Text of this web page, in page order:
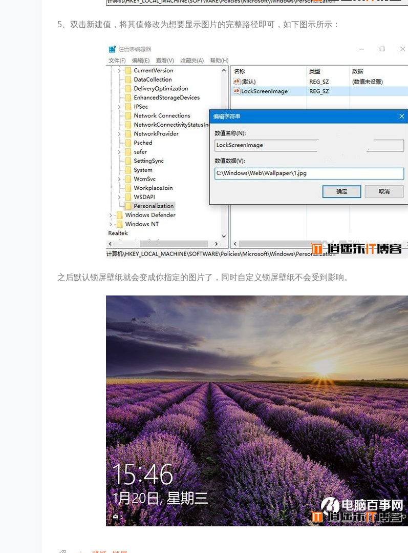
5、双击新建值，将其值修改为想要显示图片的完整路径即可，如下图示所示：
之后默认锁屏壁纸就会变成你指定的图片了，同时自定义锁屏壁纸不会受到影响。